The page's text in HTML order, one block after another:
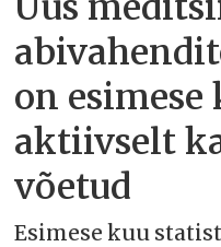
on esimese
aktiivselt
võetud
Esimese kuu